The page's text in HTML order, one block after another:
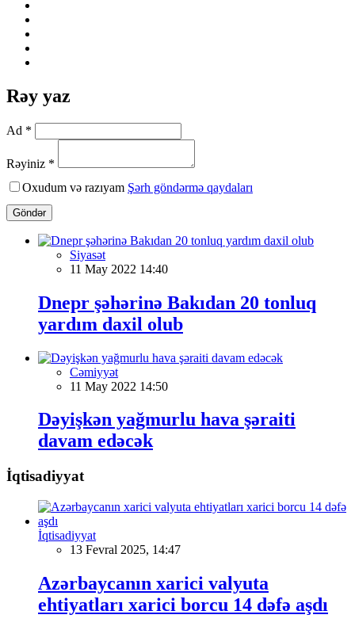
Rəy yaz
Ad *
Rəyiniz *
Oxudum və razıyam Şərh göndərmə qaydaları
Göndər
Siyasət
11 May 2022 14:40
Dnepr şəhərinə Bakıdan 20 tonluq
yardım daxil olub
Cəmiyyət
11 May 2022 14:50
Dəyişkən yağmurlu hava şəraiti
davam edəcək
İqtisadiyyat
İqtisadiyyat
13 Fevral 2025, 14:47
Azərbaycanın xarici valyuta
ehtiyatları xarici borcu 14 dəfə aşdı